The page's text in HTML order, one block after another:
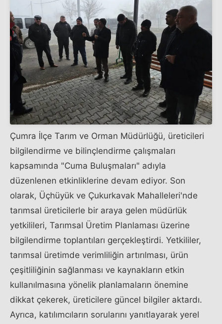
Çumra İlçe Tarım ve Orman Müdürlüğü, üreticileri
bilgilendirme ve bilinçlendirme çalışmaları
kapsamında "Cuma Buluşmaları" adıyla
düzenlenen etkinliklerine devam ediyor. Son
olarak, Üçhüyük ve Çukurkavak Mahalleleri'nde
tarımsal üreticilerle bir araya gelen müdürlük
yetkilileri, Tarımsal Üretim Planlaması üzerine
bilgilendirme toplantıları gerçekleştirdi. Yetkililer,
tarımsal üretimde verimliliğin artırılması, ürün
çeşitliliğinin sağlanması ve kaynakların etkin
kullanılmasına yönelik planlamaların önemine
dikkat çekerek, üreticilere güncel bilgiler aktardı.
Ayrıca, katılımcıların sorularını yanıtlayarak yerel